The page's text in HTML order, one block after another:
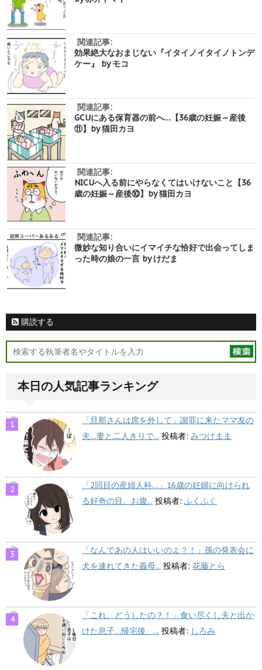
関連記事:
効果絶大なおまじない『イタイノイタイノトンデ
ケー』 by モコ
関連記事:
GCUにある保育器の前へ…【36歳の妊娠～産後
⑪】by 猫田カヨ
関連記事:
NICUへ入る前にやらなくてはいけないこと【36
歳の妊娠～産後⑩】by 猫田カヨ
関連記事:
微妙な知り合いにイマイチな恰好で出会ってしま
った時の娘の一言 by けだま
購読する
本日の人気記事ランキング
「旦那さんは席を外して」謝罪に来たママ友の
夫…妻と二人きりで... 投稿者: みつけまま
「2回目の産婦人科…」16歳の妊婦に向けられ
る好奇の目。お腹... 投稿者: ふくふく
「なんであの人はいいのよ？！」孫の発表会に
犬を連れてきた義母... 投稿者: 花藤とら
「これ、どうしたの？！」食い尽くし夫と出か
けた息子…帰宅後、... 投稿者: しろみ